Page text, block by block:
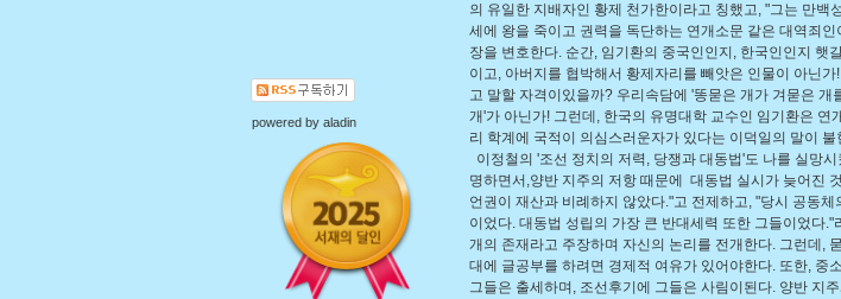
powered by aladin
의 유일한 지배자인 황제 천가한이라고 칭했고, "그는 만백
세에 왕을 죽이고 권력을 독단하는 연개소문 같은 대역죄
장을 변호한다. 순간, 임기환의 중국인인지, 한국인인지 햇
이고, 아버지를 협박해서 황제자리를 빼앗은 인물이 아닌
고 말할 자격이있을까? 우리속담에 '똥묻은 개가 겨묻은
개'가 아닌가! 그런데, 한국의 유명대학 교수인 임기환은 연
리 학계에 국적이 의심스러운자가 있다는 이덕일의 말이
이정철의 '조선 정치의 저력, 당쟁과 대동법'도 나를 실망
명하면서,양반 지주의 저항 때문에 대동법 실시가 늦어진
언권이 재산과 비례하지 않았다."고 전제하고, "당시 공동
이었다. 대동법 성립의 가장 큰 반대세력 또한 그들이었다
개의 존재라고 주장하며 자신의 논리를 전개한다. 그런데,
대에 글공부를 하려면 경제적 여유가 있어야한다. 또한, 중
그들은 출세하며, 조선후기에 그들은 사림이된다. 양반 지